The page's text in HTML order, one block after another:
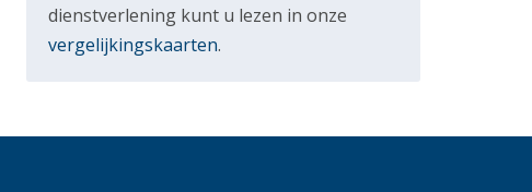
dienstverlening kunt u lezen in onze
vergelijkingskaarten.